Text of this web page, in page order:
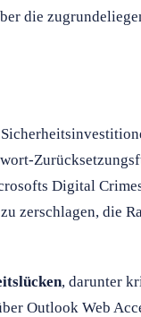
die
Digital
zu zerschlagen, die
, darunter
Outlook Web